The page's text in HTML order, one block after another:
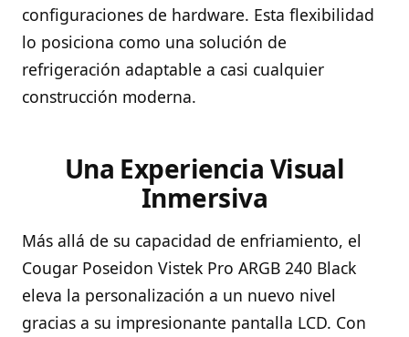
configuraciones de hardware. Esta flexibilidad
lo posiciona como una solución de
refrigeración adaptable a casi cualquier
construcción moderna.
Una Experiencia Visual
Inmersiva
Más allá de su capacidad de enfriamiento, el
Cougar Poseidon Vistek Pro ARGB 240 Black
eleva la personalización a un nuevo nivel
gracias a su impresionante pantalla LCD. Con